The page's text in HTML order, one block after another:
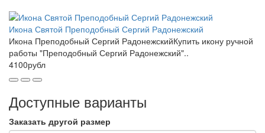
Икона Святой Преподобный Сергий Радонежский
Икона Преподобный Сергий РадонежскийКупить икону ручной
работы "Преподобный Сергий Радонежский"..
4100рубл
Доступные варианты
Заказать другой размер